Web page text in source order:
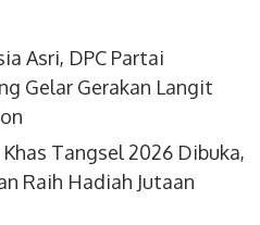
Asri, DPC Partai
Gelar Gerakan Langit
Tangsel 2026 Dibuka,
Raih Hadiah Jutaan